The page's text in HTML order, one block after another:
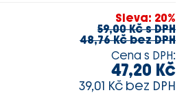
Sleva: 20%
59,00 Kč s DPH
48,76 Kč bez DPH
Cena s DPH:
47,20 Kč
39,01 Kč bez DPH